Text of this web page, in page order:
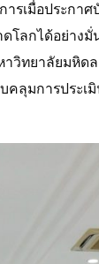
รเมื่อประกา
โลกได้อย่าง
าวิทยาลัยมหิด
ลุมการประเ